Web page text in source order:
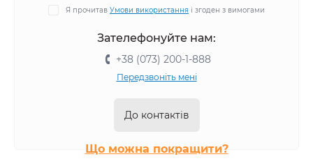
Я прочитав Умови використання і згоден з вимогами
Зателефонуйте нам:
+38 (073) 200-1-888
Передзвоніть мені
До контактів
Що можна покращити?